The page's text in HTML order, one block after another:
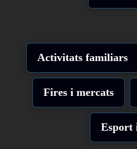
Activitats familiars
Fires i mercats
Esport